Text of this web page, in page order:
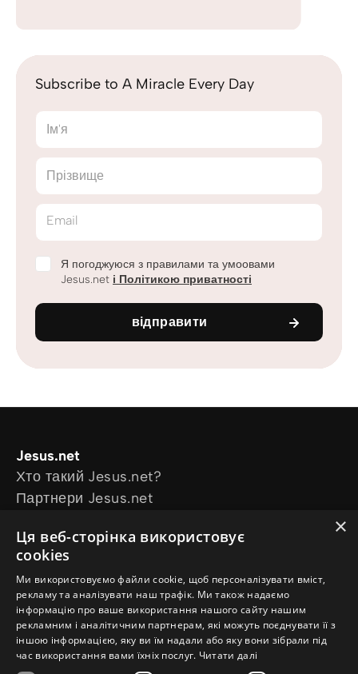
Subscribe to A Miracle Every Day
Ім'я
Прізвище
Email
Я погоджуюся з правилами та умоовами
Jesus.net і Політикою приватності
відправити
Jesus.net
Хто такий Jesus.net?
Партнери Jesus.net
Explore
Статті для читання
Відео
Our projects
Маю питання
Follow us
×
Ця веб-сторінка використовує
cookies
Ми використовуємо файли cookie, щоб персоналізувати вміст,
рекламу та аналізувати наш трафік. Ми також надаємо
інформацію про ваше використання нашого сайту нашим
рекламним і аналітичним партнерам, які можуть поєднувати її з
іншою інформацією, яку ви їм надали або яку вони зібрали під
час використання вами їхніх послуг. Читати далі